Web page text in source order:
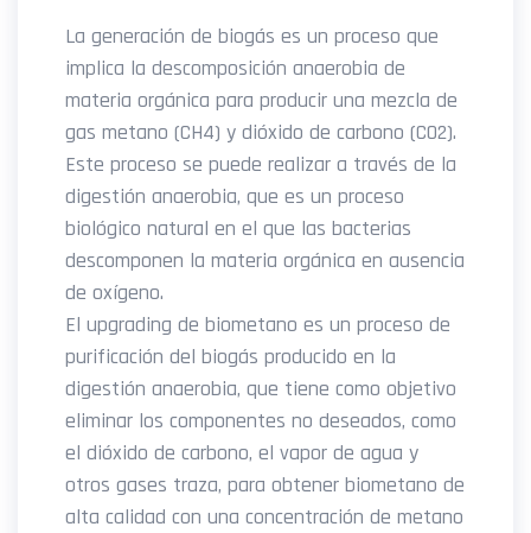
La generación de biogás es un proceso que
implica la descomposición anaerobia de
materia orgánica para producir una mezcla de
gas metano (CH4) y dióxido de carbono (CO2).
Este proceso se puede realizar a través de la
digestión anaerobia, que es un proceso
biológico natural en el que las bacterias
descomponen la materia orgánica en ausencia
de oxígeno.
El upgrading de biometano es un proceso de
purificación del biogás producido en la
digestión anaerobia, que tiene como objetivo
eliminar los componentes no deseados, como
el dióxido de carbono, el vapor de agua y
otros gases traza, para obtener biometano de
alta calidad con una concentración de metano